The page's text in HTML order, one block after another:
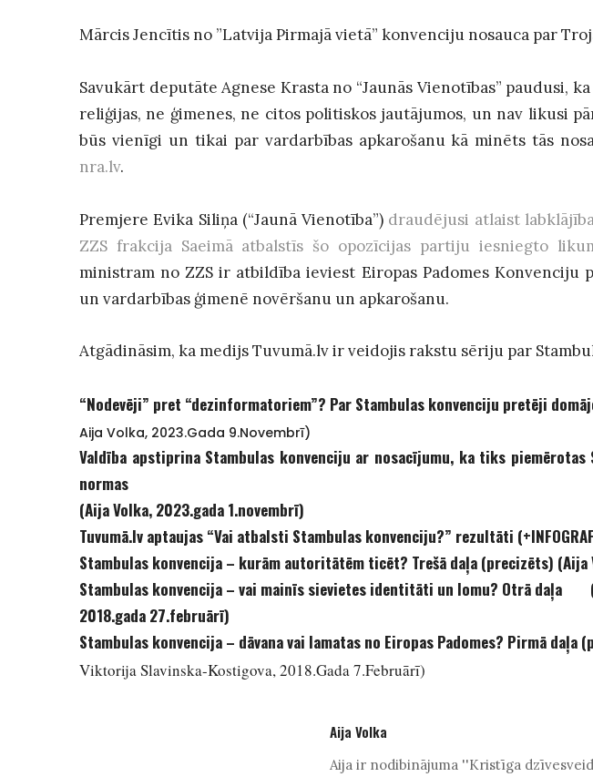
Mārcis Jencītis no ”Latvija Pirmajā vietā” konvenciju nosauca par
Savukārt deputāte Agnese Krasta no “Jaunās Vienotības” paudusi,
reliģijas, ne ģimenes, ne citos politiskos jautājumos, un nav likusi
būs vienīgi un tikai par vardarbības apkarošanu kā minēts tās
nra.lv.
Premjere Evika Siliņa (“Jaunā Vienotība”) draudējusi atlaist
ZZS frakcija Saeimā atbalstīs šo opozīcijas partiju iesniegto
ministram no ZZS ir atbildība ieviest Eiropas Padomes Konvenciju
un vardarbības ģimenē novēršanu un apkarošanu.
Atgādināsim, ka medijs Tuvumā.lv ir veidojis rakstu sēriju par
“Nodevēji” pret “dezinformatoriem”? Par Stambulas konvenciju pretēji
Aija Volka, 2023.gada 9.novembrī)
Valdība apstiprina Stambulas konvenciju ar nosacījumu, ka tiks
normas
(Aija Volka, 2023.gada 1.novembrī)
Tuvumā.lv aptaujas “Vai atbalsti Stambulas konvenciju?” rezultāti
Stambulas konvencija – kurām autoritātēm ticēt? Trešā daļa (precizēts) (Aija
Stambulas konvencija – vai mainīs sievietes identitāti un lomu? Otrā daļa
2018.gada 27.februārī)
Stambulas konvencija – dāvana vai lamatas no Eiropas Padomes? Pirmā daļa
Viktorija Slavinska-Kostigova, 2018.gada 7.februārī)
Aija Volka
Aija ir nodibinājuma ''Kristīga